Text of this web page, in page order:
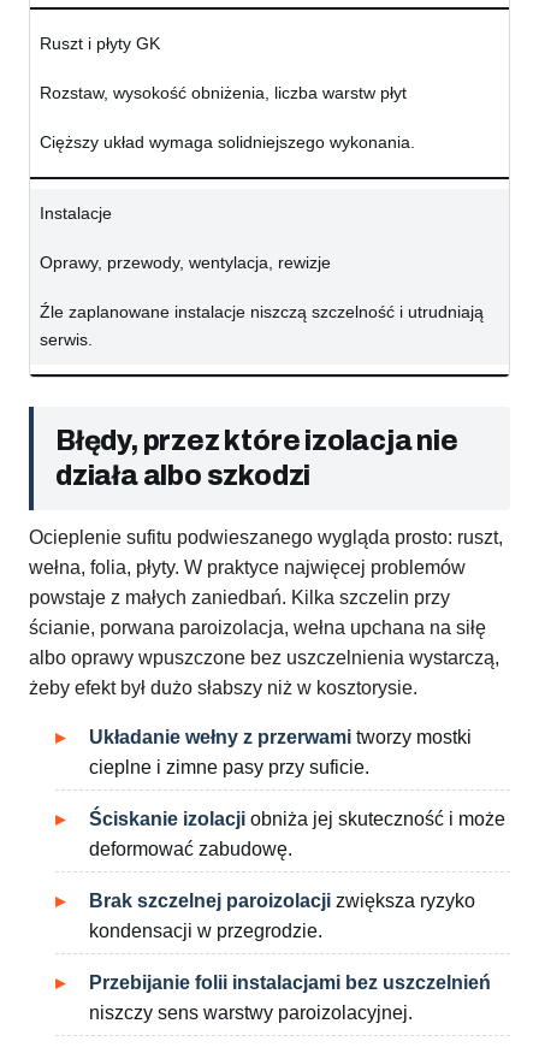
Ruszt i płyty GK
Rozstaw, wysokość obniżenia, liczba warstw płyt
Cięższy układ wymaga solidniejszego wykonania.
Instalacje
Oprawy, przewody, wentylacja, rewizje
Źle zaplanowane instalacje niszczą szczelność i utrudniają
serwis.
Błędy, przez które izolacja nie
działa albo szkodzi
Ocieplenie sufitu podwieszanego wygląda prosto: ruszt,
wełna, folia, płyty. W praktyce najwięcej problemów
powstaje z małych zaniedbań. Kilka szczelin przy
ścianie, porwana paroizolacja, wełna upchana na siłę
albo oprawy wpuszczone bez uszczelnienia wystarczą,
żeby efekt był dużo słabszy niż w kosztorysie.
Układanie wełny z przerwami tworzy mostki
cieplne i zimne pasy przy suficie.
Ściskanie izolacji obniża jej skuteczność i może
deformować zabudowę.
Brak szczelnej paroizolacji zwiększa ryzyko
kondensacji w przegrodzie.
Przebijanie folii instalacjami bez uszczelnień
niszczy sens warstwy paroizolacyjnej.